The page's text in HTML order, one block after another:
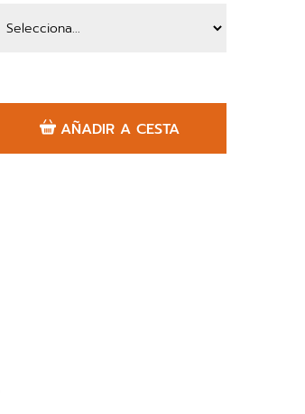
AÑADIR A CESTA